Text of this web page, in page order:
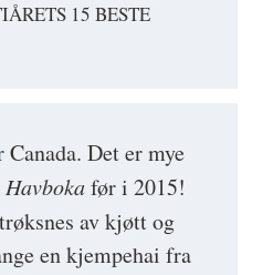
15 BESTE
Det er mye
Havbokafør i 2015!
av kjøtt og
en kjempehai fra